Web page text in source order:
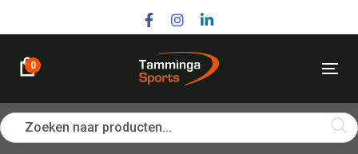
navigation
content
0
Zoeken naar producten...